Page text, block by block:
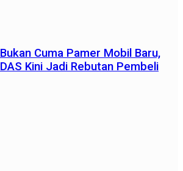
Cuma Pamer Mobil Baru,
Kini Jadi Rebutan Pembeli